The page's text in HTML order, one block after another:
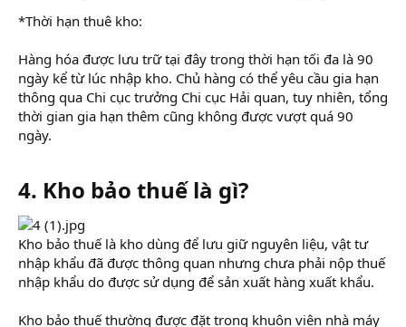
*Thời hạn thuê kho:
Hàng hóa được lưu trữ tại đây trong thời hạn tối đa là 90
ngày kể từ lúc nhập kho. Chủ hàng có thể yêu cầu gia hạn
thông qua Chi cục trưởng Chi cục Hải quan, tuy nhiên, tổng
thời gian gia hạn thêm cũng không được vượt quá 90
ngày.
4. Kho bảo thuế là gì?​
Kho bảo thuế là kho dùng để lưu giữ nguyên liệu, vật tư
nhập khẩu đã được thông quan nhưng chưa phải nộp thuế
nhập khẩu do được sử dụng để sản xuất hàng xuất khẩu.
Kho bảo thuế thường được đặt trong khuôn viên nhà máy